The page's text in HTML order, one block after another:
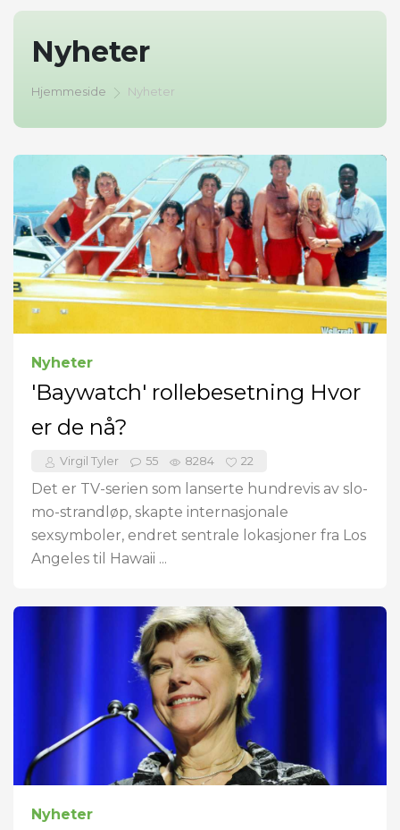
Nyheter
Hjemmeside Nyheter
Nyheter
'Baywatch' rollebesetning Hvor
er de nå?
Virgil Tyler 55 8284 22
Det er TV-serien som lanserte hundrevis av slo-
mo-strandløp, skapte internasjonale
sexsymboler, endret sentrale lokasjoner fra Los
Angeles til Hawaii ...
Nyheter